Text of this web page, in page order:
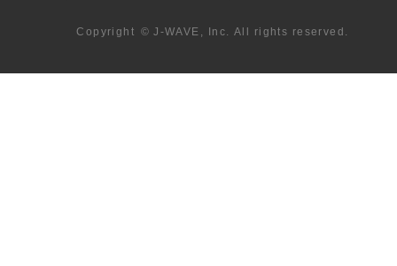
Copyright © J-WAVE, Inc. All rights reserved.